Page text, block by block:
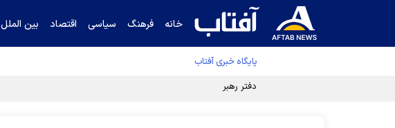
خانه فرهنگ سیاسی اقتصاد بین الملل
پایگاه خبری آفتاب
دفتر رهبر انقلاب ادعای خرازی درباره پزشکیان را تکذیب کرد